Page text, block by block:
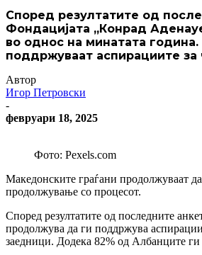
Според резултатите од
Фондацијата „Конрад
во однос на минатата
поддржуваат аспирациите за
Автор
Игор Петровски
-
февруари 18, 2025
Фото: Pexels.com
Македонските граѓани продолжуваат
продолжување со процесот.
Според резултатите од последните
продолжува да ги поддржува
заедници. Додека 82% од Албанците